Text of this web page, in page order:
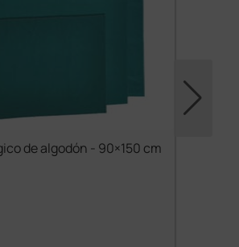
de algodón - 90×150 cm